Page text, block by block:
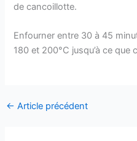
de cancoillotte.
Enfourner entre 30 à 45
180 et 200°C jusqu’à ce que
← Article précédent